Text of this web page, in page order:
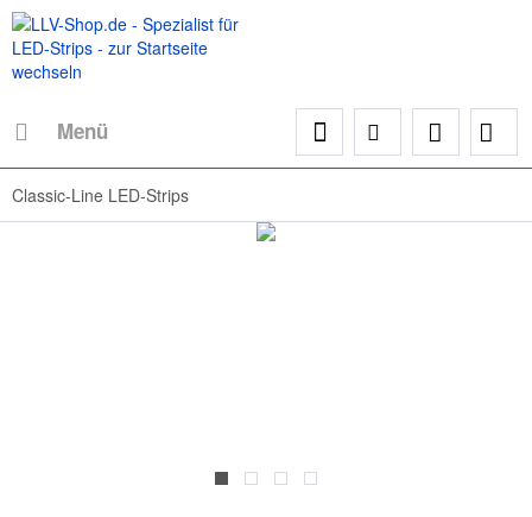
Menü
Classic-Line LED-Strips